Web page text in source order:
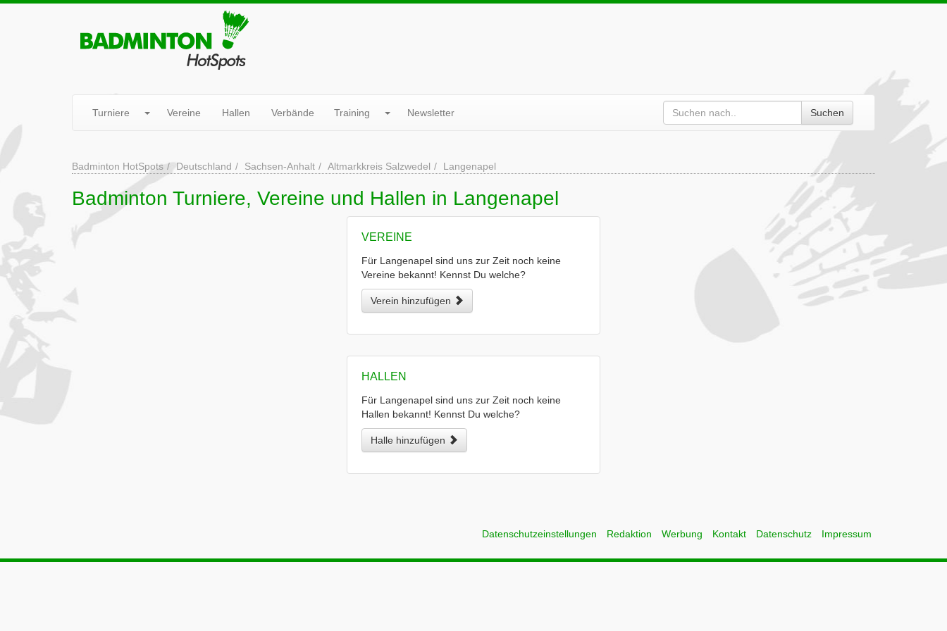
Turniere Vereine Hallen Verbände Training Newsletter Suchen
Badminton HotSpots Deutschland Sachsen-Anhalt Altmarkkreis Salzwedel Langenapel
Badminton Turniere, Vereine und Hallen in Langenapel
VEREINE
Für Langenapel sind uns zur Zeit noch keine
Vereine bekannt! Kennst Du welche?
Verein hinzufügen
HALLEN
Für Langenapel sind uns zur Zeit noch keine
Hallen bekannt! Kennst Du welche?
Halle hinzufügen
Datenschutzeinstellungen Redaktion Werbung Kontakt Datenschutz Impressum